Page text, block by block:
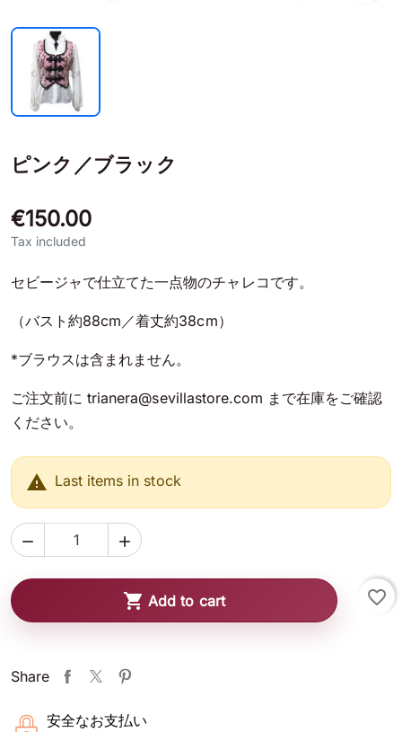
ピンク／ブラック
€150.00
Tax included
セビージャで仕立てた一点物のチャレコです。
（バスト約88cm／着丈約38cm）
*ブラウスは含まれません。
ご注文前に trianera@sevillastore.com まで在庫をご確認
ください。
 Last items in stock
 
 Add to cart favorite_border
Share
安全なお支払い